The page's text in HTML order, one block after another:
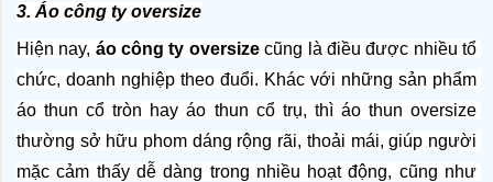
3. Áo công ty oversize
Hiện nay, áo công ty oversize cũng là điều được nhiều tổ
chức, doanh nghiệp theo đuổi. Khác với những sản phẩm
áo thun cổ tròn hay áo thun cổ trụ, thì áo thun oversize
thường sở hữu phom dáng rộng rãi, thoải mái, giúp người
mặc cảm thấy dễ dàng trong nhiều hoạt động, cũng như